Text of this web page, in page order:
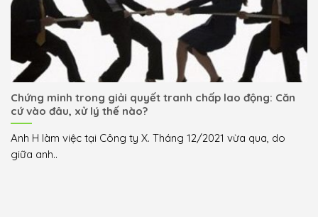
Chứng minh trong giải quyết tranh chấp lao động: Căn
cứ vào đâu, xử lý thế nào?
Anh H làm việc tại Công ty X. Tháng 12/2021 vừa qua, do
giữa anh..